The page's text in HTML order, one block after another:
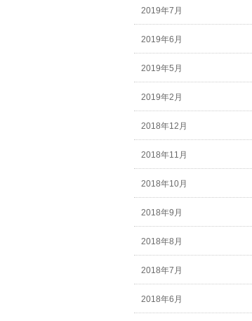
2019年7月
2019年6月
2019年5月
2019年2月
2018年12月
2018年11月
2018年10月
2018年9月
2018年8月
2018年7月
2018年6月